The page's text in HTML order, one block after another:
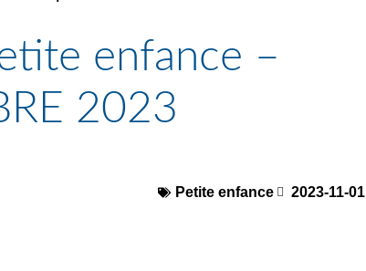
enfance –
2023
Petite enfance 2023-11-01